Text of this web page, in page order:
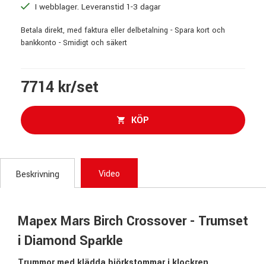
I webblager. Leveranstid 1-3 dagar
Betala direkt, med faktura eller delbetalning - Spara kort och
bankkonto - Smidigt och säkert
7714 kr/set
KÖP
Beskrivning Video
Mapex Mars Birch Crossover - Trumset
i Diamond Sparkle